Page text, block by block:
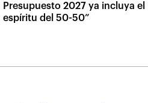
Presupuesto 2027 ya incluya el
espíritu del 50-50”